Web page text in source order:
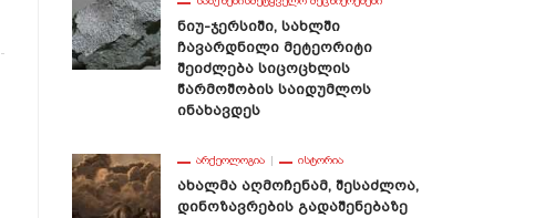
Ნიუ-Ჯერსიში, Სახლში
Ჩავარდნილი Მეტეორიტი
Შეიძლება Სიცოცხლის
Წარმოშობის Საიდუმლოს
Ინახავდეს
ᲐᲠᲥᲔᲝᲚᲝᲒᲘᲐ ᲘᲡᲢᲝᲠᲘᲐ
Ახალმა Აღმოჩენამ, Შესაძლოა,
Დინოზავრების Გადაშენებაზე